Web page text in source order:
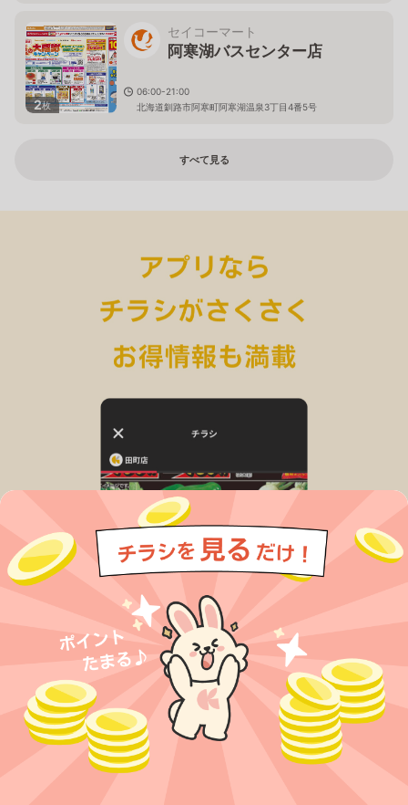
2枚
セイコーマート
阿寒湖バスセンター店
06:00-21:00
北海道釧路市阿寒町阿寒湖温泉3丁目4番5号
すべて見る